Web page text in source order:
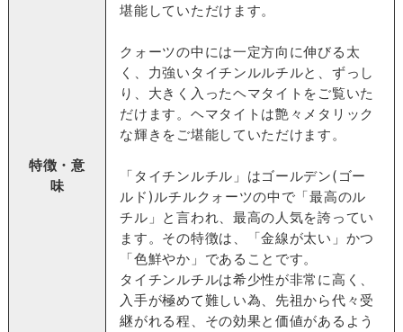
特徴・意
味
堪能していただけます。
クォーツの中には一定方向に伸びる太
く、力強いタイチンルルチルと、ずっし
り、大きく入ったヘマタイトをご覧いた
だけます。ヘマタイトは艶々メタリック
な輝きをご堪能していただけます。
「タイチンルチル」はゴールデン(ゴー
ルド)ルチルクォーツの中で「最高のル
チル」と言われ、最高の人気を誇ってい
ます。その特徴は、「金線が太い」かつ
「色鮮やか」であることです。
タイチンルチルは希少性が非常に高く、
入手が極めて難しい為、先祖から代々受
継がれる程、その効果と価値があるよう